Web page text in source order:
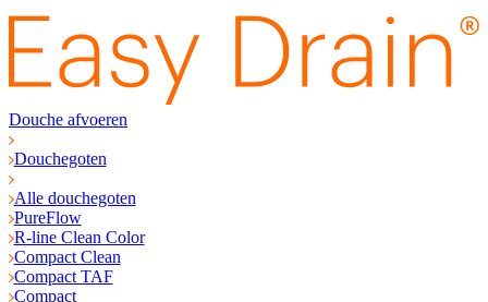
Douche afvoeren
Douchegoten
Alle douchegoten
PureFlow
R-line Clean Color
Compact Clean
Compact TAF
Compact